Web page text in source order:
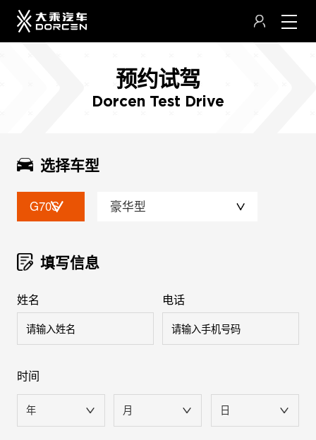
预约试驾
Dorcen Test Drive
选择车型
G70S 豪华型
填写信息
姓名 电话
时间
年 月 日